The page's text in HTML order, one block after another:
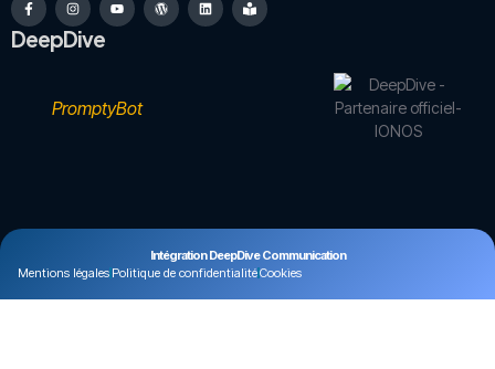
DeepDive
PromptyBot
Intégration DeepDive Communication
Mentions légales Politique de confidentialitéCookies